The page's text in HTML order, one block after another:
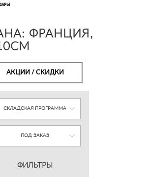
ФРАНЦИЯ,
АКЦИИ / СКИДКИ
СКЛАДСКАЯ ПРОГРАММА
ПОД ЗАКАЗ
ФИЛЬТРЫ